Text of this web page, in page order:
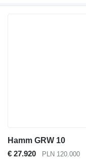
Hamm GRW 10
€ 27.920
PLN 120.000